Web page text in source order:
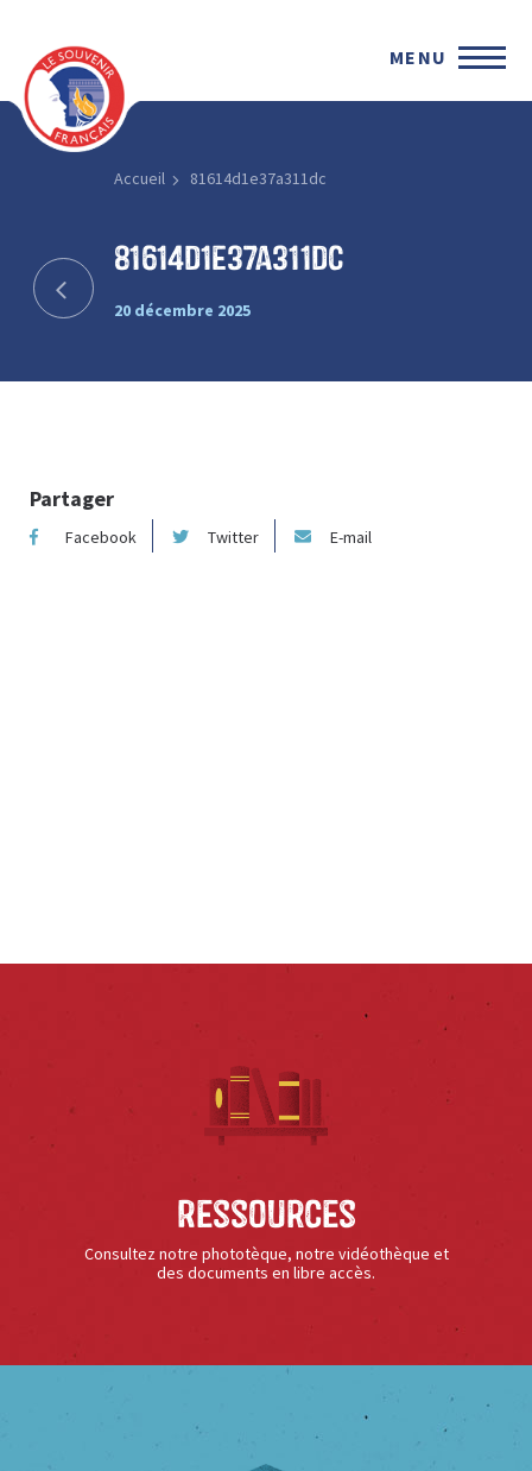
MENU
Accueil 81614d1e37a311dc
81614d1e37a311dc
20 décembre 2025
Partager
Facebook Twitter E-mail
Ressources
Consultez notre phototèque, notre vidéothèque et
des documents en libre accès.